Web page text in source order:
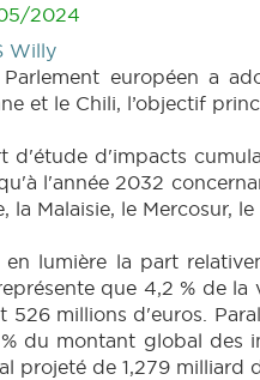
2024
Willy
européen a
et le Chili, l’objectif
d'étude d'impacts
l'année 2032
la Malaisie, le Mercosur,
lumière la part
que 4,2 % de
526 millions d'euros.
du montant global des
projeté de 1,279 milliard